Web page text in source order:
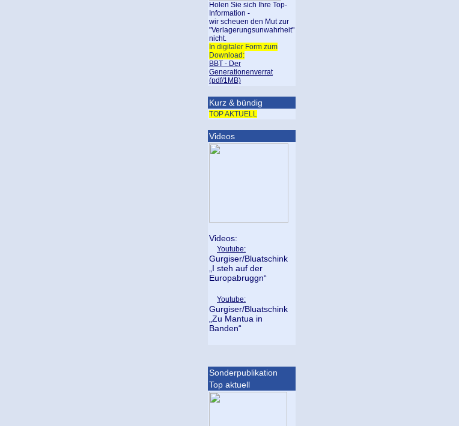
Holen Sie sich Ihre Top-
Information -
wir scheuen den Mut zur
"Verlagerungsunwahrheit"
nicht.
In digitaler Form zum
Download:
BBT - Der
Generationenverrat
(pdf/1MB)
Kurz & bündig
TOP AKTUELL
Videos
Videos:
Youtube:
Gurgiser/Bluatschink
„I steh auf der
Europabruggn“
Youtube:
Gurgiser/Bluatschink
„Zu Mantua in
Banden“
Sonderpublikation
Top aktuell